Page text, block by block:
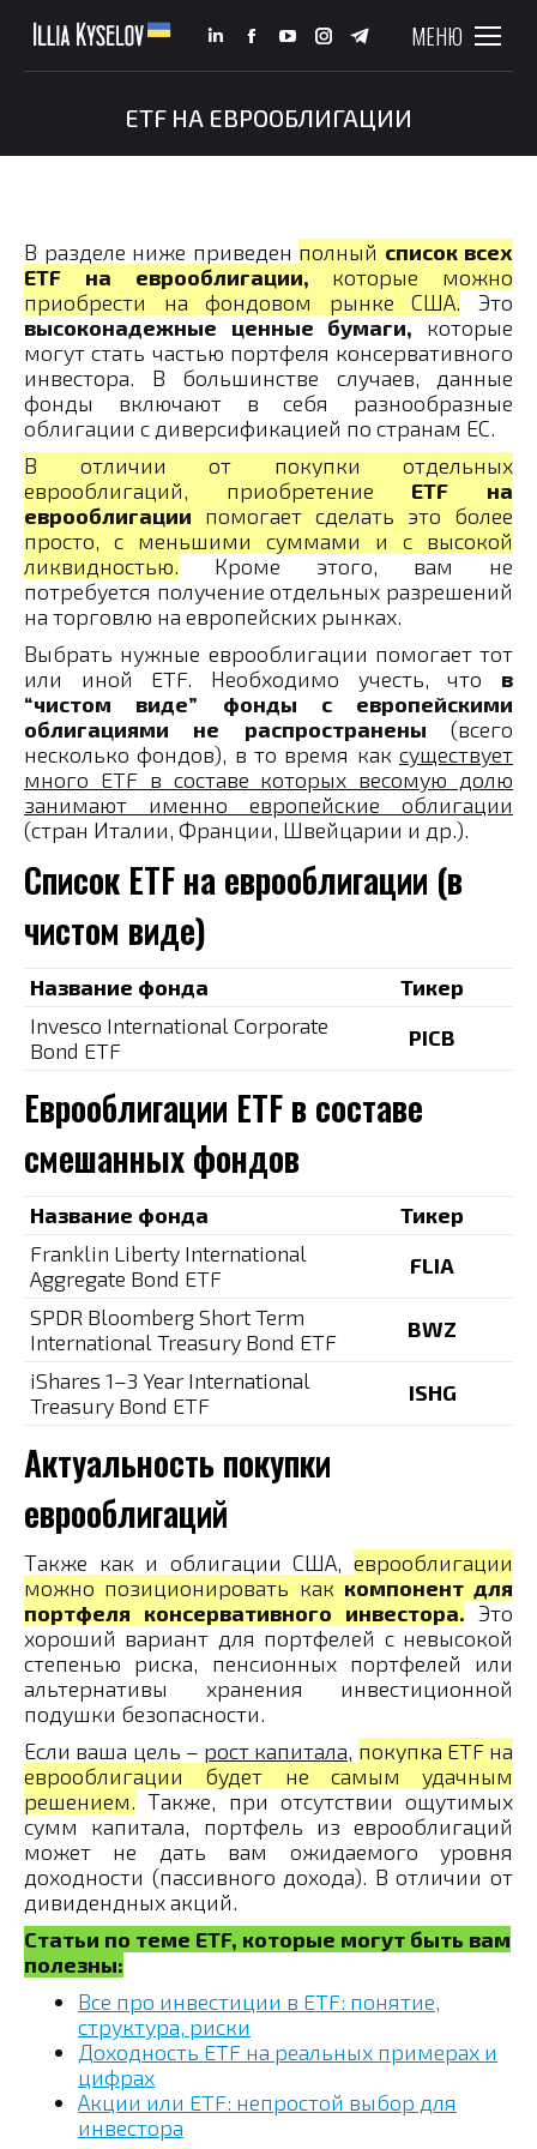
МЕНЮ
Linkedin
opens
Facebook
opens
YouTube
opens
Instagram
opens
Telegram
opens
ETF НА ЕВРООБЛИГАЦИИ
В разделе ниже приведен полный список всех
ETF на еврооблигации, которые можно
приобрести на фондовом рынке США. Это
высоконадежные ценные бумаги, которые
могут стать частью портфеля консервативного
инвестора. В большинстве случаев, данные
фонды включают в себя разнообразные
облигации с диверсификацией по странам ЕС.
В отличии от покупки отдельных
еврооблигаций, приобретение ETF на
еврооблигации помогает сделать это более
просто, с меньшими суммами и с высокой
ликвидностью. Кроме этого, вам не
потребуется получение отдельных разрешений
на торговлю на европейских рынках.
Выбрать нужные еврооблигации помогает тот
или иной ETF. Необходимо учесть, что в
“чистом виде” фонды с европейскими
облигациями не распространены (всего
несколько фондов), в то время как существует
много ETF в составе которых весомую долю
занимают именно европейские облигации
(стран Италии, Франции, Швейцарии и др.).
Список ETF на еврооблигации (в
чистом виде)
Название фонда
Тикер
Invesco International Corporate
Bond ETF
PICB
Еврооблигации ETF в составе
смешанных фондов
Название фонда
Тикер
Franklin Liberty International
Aggregate Bond ETF
FLIA
SPDR Bloomberg Short Term
International Treasury Bond ETF
BWZ
iShares 1–3 Year International
Treasury Bond ETF
ISHG
Актуальность покупки
еврооблигаций
Также как и облигации США, еврооблигации
можно позиционировать как компонент для
портфеля консервативного инвестора. Это
хороший вариант для портфелей с невысокой
степенью риска, пенсионных портфелей или
альтернативы хранения инвестиционной
подушки безопасности.
Если ваша цель – рост капитала, покупка ETF на
еврооблигации будет не самым удачным
решением. Также, при отсутствии ощутимых
сумм капитала, портфель из еврооблигаций
может не дать вам ожидаемого уровня
доходности (пассивного дохода). В отличии от
дивидендных акций.
Статьи по теме ETF, которые могут быть вам
полезны:
Все про инвестиции в ETF: понятие,
структура, риски
Доходность ETF на реальных примерах и
цифрах
Акции или ETF: непростой выбор для
инвестора